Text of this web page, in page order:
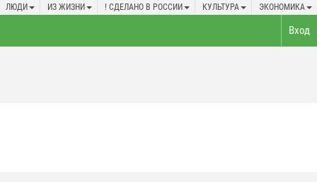
ЛЮДИ ИЗ ЖИЗНИ ! СДЕЛАНО В РОССИИ КУЛЬТУРА ЭКОНОМИКА
Вход